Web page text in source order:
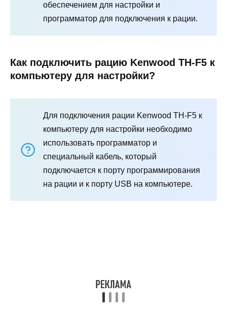
обеспечением для настройки и
программатор для подключения к рации.
Как подключить рацию Kenwood TH-F5 к
компьютеру для настройки?
Для подключения рации Kenwood TH-F5 к
компьютеру для настройки необходимо
использовать программатор и
специальный кабель, который
подключается к порту программирования
на рации и к порту USB на компьютере.